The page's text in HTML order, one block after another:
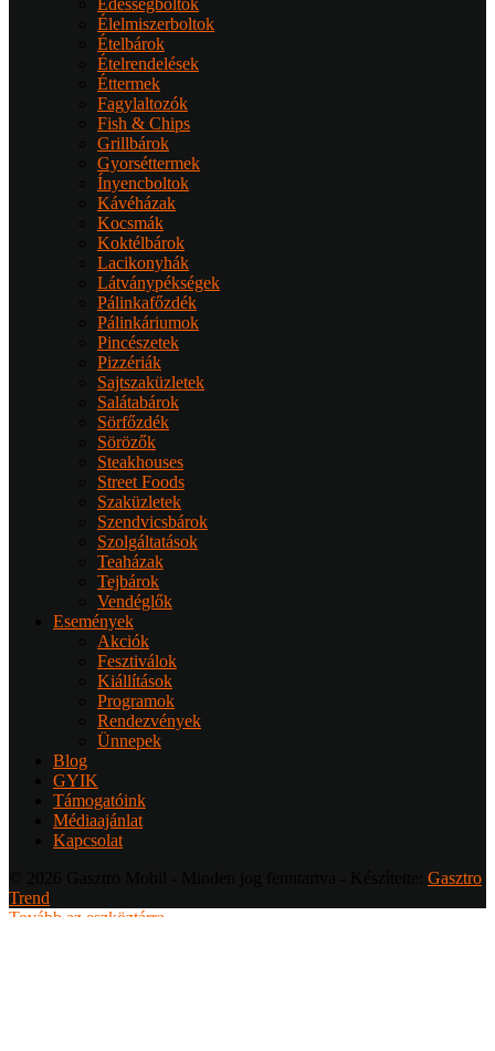
Édességboltok
Élelmiszerboltok
Ételbárok
Ételrendelések
Éttermek
Fagylaltozók
Fish & Chips
Grillbárok
Gyorséttermek
Ínyencboltok
Kávéházak
Kocsmák
Koktélbárok
Lacikonyhák
Látványpékségek
Pálinkafőzdék
Pálinkáriumok
Pincészetek
Pizzériák
Sajtszaküzletek
Salátabárok
Sörfőzdék
Sörözők
Steakhouses
Street Foods
Szaküzletek
Szendvicsbárok
Szolgáltatások
Teaházak
Tejbárok
Vendéglők
Események
Akciók
Fesztiválok
Kiállítások
Programok
Rendezvények
Ünnepek
Blog
GYIK
Támogatóink
Médiaajánlat
Kapcsolat
Gasztro
Trend
Tovább az eszköztárra